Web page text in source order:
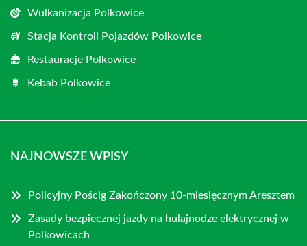
Wulkanizacja Polkowice
Stacja Kontroli Pojazdów Polkowice
Restauracje Polkowice
Kebab Polkowice
NAJNOWSZE WPISY
Policyjny Pościg Zakończony 10-miesięcznym Aresztem
Zasady bezpiecznej jazdy na hulajnodze elektrycznej w
Polkowicach